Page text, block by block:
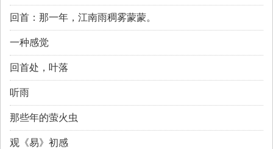
回首：那一年，江南雨稠雾蒙蒙。
一种感觉
回首处，叶落
听雨
那些年的萤火虫
观《易》初感